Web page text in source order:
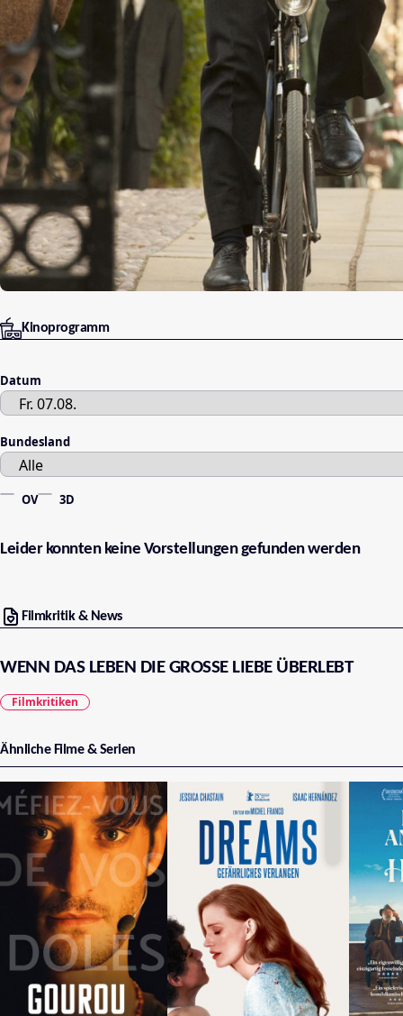
Kinoprogramm
Datum
Bundesland
OV 3D
Leider konnten keine Vorstellungen gefunden werden
Filmkritik & News
WENN DAS LEBEN DIE GROSSE LIEBE ÜBERLEBT
Filmkritiken
Ähnliche Filme & Serien